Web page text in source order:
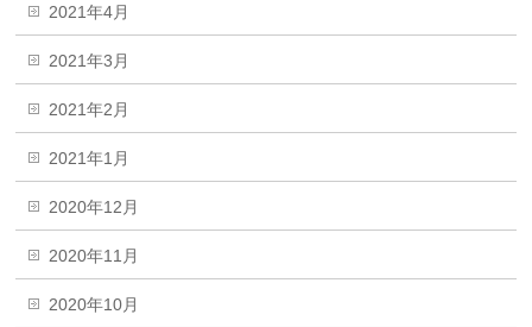
2021年4月
2021年3月
2021年2月
2021年1月
2020年12月
2020年11月
2020年10月